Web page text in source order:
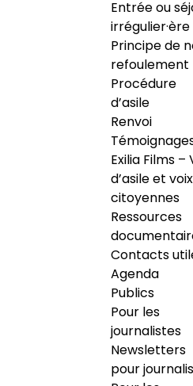
Entrée ou
irrégulier·ère
Principe de
refoulement
Procédure
d’asile
Renvoi
Exilia Films –
d’asile et voix
citoyennes
Ressources
Contacts
Agenda
Publics
Pour les
journalistes
Newsletters
pour